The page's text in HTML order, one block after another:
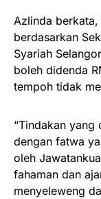
Azlinda
berdasarkan
Syariah
boleh didenda
tempoh tidak
“Tindakan yang
dengan fatwa
oleh
fahaman dan
menyeleweng